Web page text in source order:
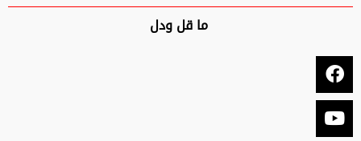
ما قل ودل